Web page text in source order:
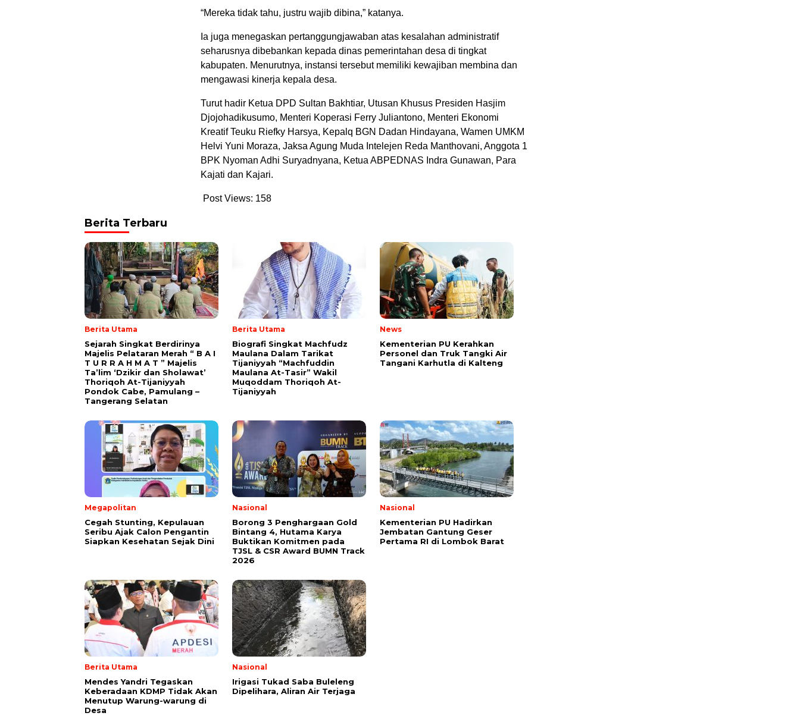
“Mereka tidak tahu, justru wajib dibina,” katanya.
Ia juga menegaskan pertanggungjawaban atas kesalahan administratif
seharusnya dibebankan kepada dinas pemerintahan desa di tingkat
kabupaten. Menurutnya, instansi tersebut memiliki kewajiban membina dan
mengawasi kinerja kepala desa.
Turut hadir Ketua DPD Sultan Bakhtiar, Utusan Khusus Presiden Hasjim
Djojohadikusumo, Menteri Koperasi Ferry Juliantono, Menteri Ekonomi
Kreatif Teuku Riefky Harsya, Kepalq BGN Dadan Hindayana, Wamen UMKM
Helvi Yuni Moraza, Jaksa Agung Muda Intelejen Reda Manthovani, Anggota 1
BPK Nyoman Adhi Suryadnyana, Ketua ABPEDNAS Indra Gunawan, Para
Kajati dan Kajari.
Post Views: 158
Berita Terbaru
Berita Utama
Sejarah Singkat Berdirinya
Majelis Pelataran Merah “ B A I
T U R R A H M A T ” Majelis
Ta’lim ‘Dzikir dan Sholawat’
Thoriqoh At-Tijaniyyah
Pondok Cabe, Pamulang –
Tangerang Selatan
Berita Utama
Biografi Singkat Machfudz
Maulana Dalam Tarikat
Tijaniyyah “Machfuddin
Maulana At-Tasir” Wakil
Muqoddam Thoriqoh At-
Tijaniyyah
News
Kementerian PU Kerahkan
Personel dan Truk Tangki Air
Tangani Karhutla di Kalteng
Megapolitan
Cegah Stunting, Kepulauan
Seribu Ajak Calon Pengantin
Siapkan Kesehatan Sejak Dini
Nasional
Borong 3 Penghargaan Gold
Bintang 4, Hutama Karya
Buktikan Komitmen pada
TJSL & CSR Award BUMN Track
2026
Nasional
Kementerian PU Hadirkan
Jembatan Gantung Geser
Pertama RI di Lombok Barat
Berita Utama
Mendes Yandri Tegaskan
Keberadaan KDMP Tidak Akan
Menutup Warung-warung di
Desa
Nasional
Irigasi Tukad Saba Buleleng
Dipelihara, Aliran Air Terjaga